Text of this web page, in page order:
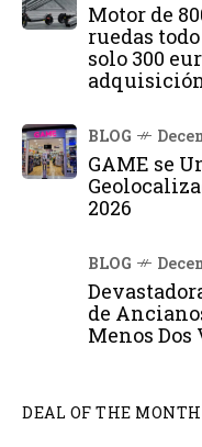
Motor de
ruedas
solo 300
BLOG
GAME se
2026
BLOG
de
Menos
DEAL OF THE MONTH